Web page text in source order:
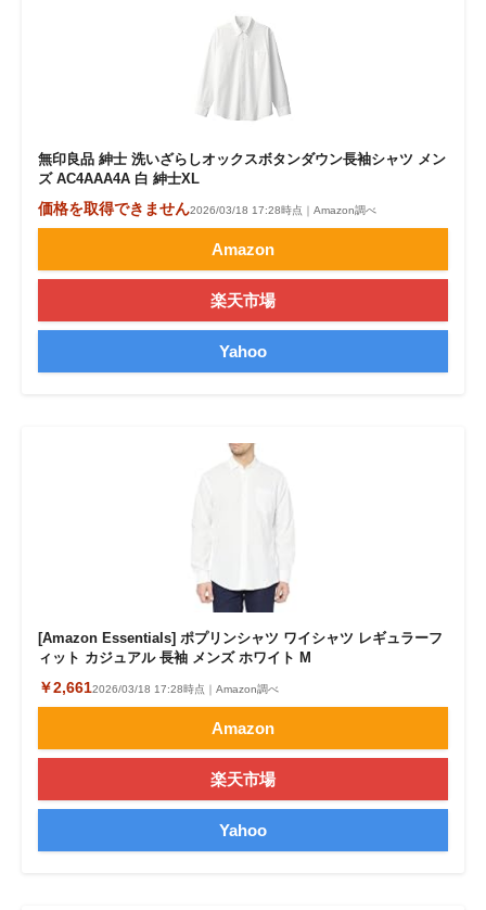
無印良品 紳士 洗いざらしオックスボタンダウン長袖シャツ メン
ズ AC4AAA4A 白 紳士XL
価格を取得できません2026/03/18 17:28時点｜Amazon調べ
Amazon
楽天市場
Yahoo
[Amazon Essentials] ポプリンシャツ ワイシャツ レギュラーフ
ィット カジュアル 長袖 メンズ ホワイト M
￥2,6612026/03/18 17:28時点｜Amazon調べ
Amazon
楽天市場
Yahoo